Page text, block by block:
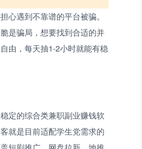
心遇到不靠谱的平台被骗。
是骗局，想要找到合适的并
由，每天抽1-2小时就能有稳
定的综合类兼职副业赚钱软
就是目前适配学生党需求的